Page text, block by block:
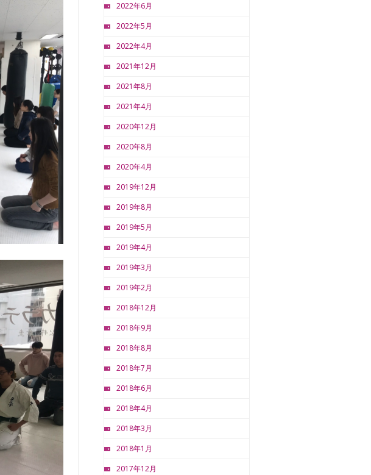
2022年6月
2022年5月
2022年4月
2021年12月
2021年8月
2021年4月
2020年12月
2020年8月
2020年4月
2019年12月
2019年8月
2019年5月
2019年4月
2019年3月
2019年2月
2018年12月
2018年9月
2018年8月
2018年7月
2018年6月
2018年4月
2018年3月
2018年1月
2017年12月